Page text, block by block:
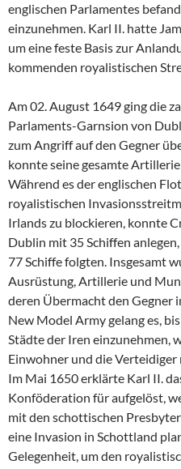
englischen Parlamentes
einzunehmen. Karl II. hatte
um eine feste Basis zur
kommenden royalistischen
Am 02. August 1649 ging die
Parlaments-Garnsion von
zum Angriff auf den Gegner
konnte seine gesamte
Während es der englischen
royalistischen
Irlands zu blockieren, konnte
Dublin mit 35 Schiffen
77 Schiffe folgten. Insgesamt
Ausrüstung, Artillerie und
deren Übermacht den Gegner
New Model Army gelang es,
Städte der Iren einzunehmen,
Einwohner und die
Im Mai 1650 erklärte Karl II.
Konföderation für aufgelöst,
mit den schottischen
eine Invasion in Schottland
Gelegenheit, um den